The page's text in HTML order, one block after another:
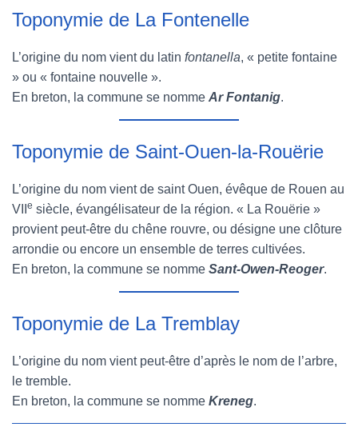
Toponymie de La Fontenelle
L’origine du nom vient du latin fontanella, « petite fontaine
» ou « fontaine nouvelle ».
En breton, la commune se nomme Ar Fontanig.
Toponymie de Saint-Ouen-la-Rouërie
L’origine du nom vient de saint Ouen, évêque de Rouen au
VII e siècle, évangélisateur de la région. « La Rouërie »
provient peut-être du chêne rouvre, ou désigne une clôture
arrondie ou encore un ensemble de terres cultivées.
En breton, la commune se nomme Sant-Owen-Reoger.
Toponymie de La Tremblay
L’origine du nom vient peut-être d’après le nom de l’arbre,
le tremble.
En breton, la commune se nomme Kreneg.